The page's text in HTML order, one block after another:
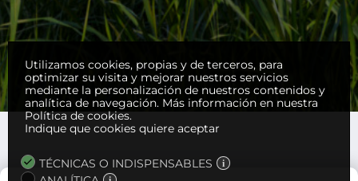
Utilizamos cookies, propias y de terceros, para
optimizar su visita y mejorar nuestros servicios
mediante la personalización de nuestros contenidos y
analítica de navegación. Más información en nuestra
Política de cookies.
Indique que cookies quiere aceptar
TÉCNICAS O INDISPENSABLES